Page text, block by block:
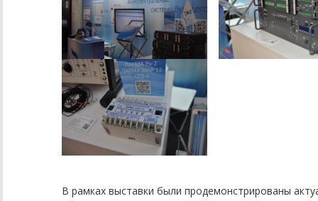
В рамках выставки были продемонстрированы